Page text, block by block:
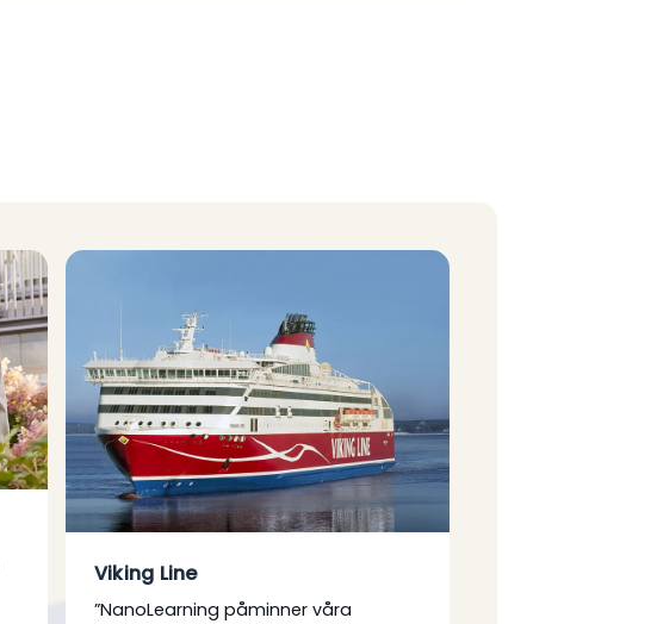
Viking Line
”NanoLearning påminner våra